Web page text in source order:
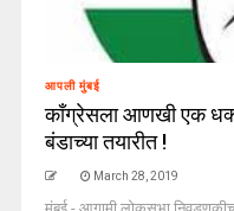
आपली मुंबई
काँग्रेसला आणखी एक
बंडाच्या तयारीत !
March 28, 2019